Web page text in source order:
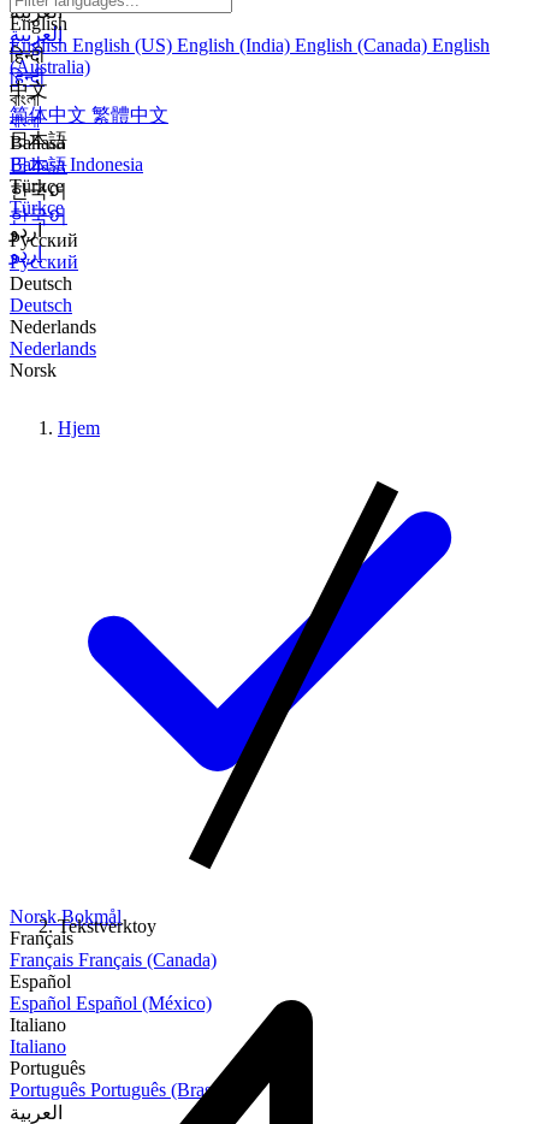
العربية
العربية
हिन्दी
हिन्दी
বাংলা
বাংলা
Bahasa
Bahasa Indonesia
Türkçe
Türkçe
اردو
اردو
English
English English (US) English (India) English (Canada) English
(Australia)
中文
简体中文 繁體中文
日本語
日本語
한국어
한국어
Русский
Русский
Deutsch
Deutsch
Nederlands
Nederlands
Norsk
Norsk Bokmål
Français
Français Français (Canada)
Español
Español Español (México)
Italiano
Italiano
Português
Português Português (Brasil)
العربية
Hjem
Tekstverktoy